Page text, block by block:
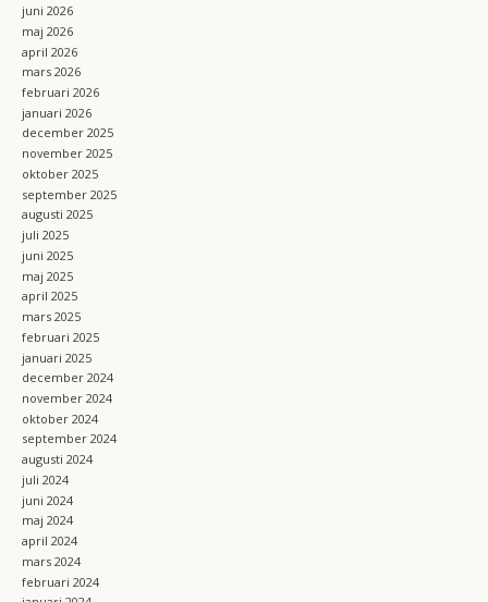
juni 2026
maj 2026
april 2026
mars 2026
februari 2026
januari 2026
december 2025
november 2025
oktober 2025
september 2025
augusti 2025
juli 2025
juni 2025
maj 2025
april 2025
mars 2025
februari 2025
januari 2025
december 2024
november 2024
oktober 2024
september 2024
augusti 2024
juli 2024
juni 2024
maj 2024
april 2024
mars 2024
februari 2024